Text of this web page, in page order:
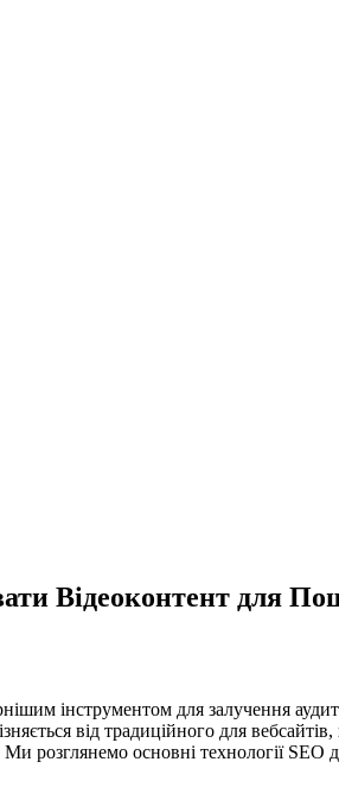
Відеоконтент для
інструментом для залучення
від традиційного для
розглянемо основні технології